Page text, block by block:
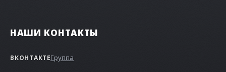
НАШИ КОНТАКТЫ
ВКОНТАКТЕГруппа